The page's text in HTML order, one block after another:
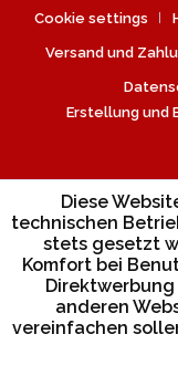
Cookie settings
Versand und
Erstellung und
Diese
technischen
stets gesetzt
Komfort bei
anderen
vereinfachen